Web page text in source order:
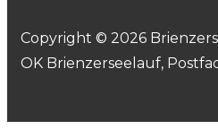
Copyright © 2026
OK Brienzerseelauf,